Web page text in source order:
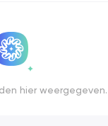
hier weergegeven.